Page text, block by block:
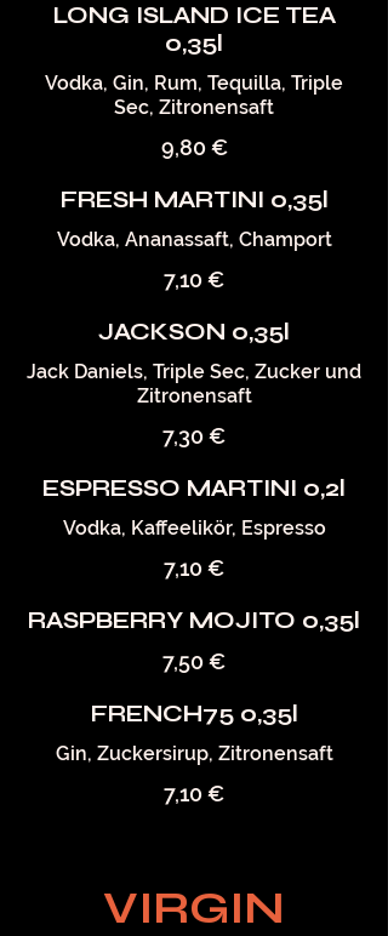
LONG ISLAND ICE TEA
0,35l
Vodka, Gin, Rum, Tequilla, Triple
Sec, Zitronensaft
9,80 €
FRESH MARTINI 0,35l
Vodka, Ananassaft, Champort
7,10 €
JACKSON 0,35l
Jack Daniels, Triple Sec, Zucker und
Zitronensaft
7,30 €
ESPRESSO MARTINI 0,2l
Vodka, Kaffeelikör, Espresso
7,10 €
RASPBERRY MOJITO 0,35l
7,50 €
FRENCH75 0,35l
Gin, Zuckersirup, Zitronensaft
7,10 €
VIRGIN